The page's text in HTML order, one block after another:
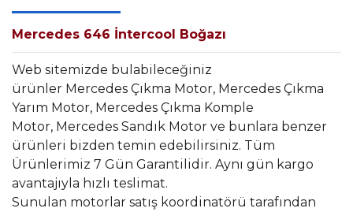
Mercedes 646 İntercool Boğazı
Web sitemizde bulabileceğiniz
ürünler Mercedes Çıkma Motor, Mercedes Çıkma
Yarım Motor, Mercedes Çıkma Komple
Motor, Mercedes Sandık Motor ve bunlara benzer
ürünleri bizden temin edebilirsiniz. Tüm
Ürünlerimiz 7 Gün Garantilidir. Aynı gün kargo
avantajıyla hızlı teslimat.
Sunulan motorlar satış koordinatörü tarafından